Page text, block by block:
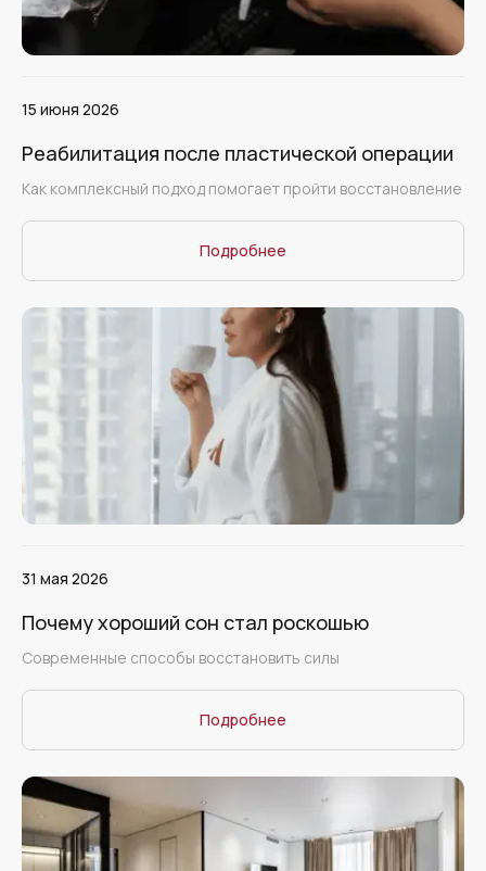
15 июня 2026
Реабилитация после пластической операции
Как комплексный подход помогает пройти восстановление
Подробнее
31 мая 2026
Почему хороший сон стал роскошью
Cовременные способы восстановить силы
Подробнее